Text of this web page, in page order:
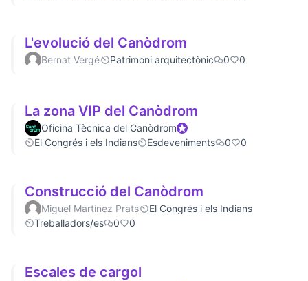
L'evolució del Canòdrom
Bernat Vergé Patrimoni arquitectònic 0 0
La zona VIP del Canòdrom
Oficina Tècnica del CanòdromOfficial participant
El Congrés i els Indians
Esdeveniments 0 0
Construcció del Canòdrom
Miguel Martínez Prats
El Congrés i els Indians
Treballadors/es
0 0
Escales de cargol